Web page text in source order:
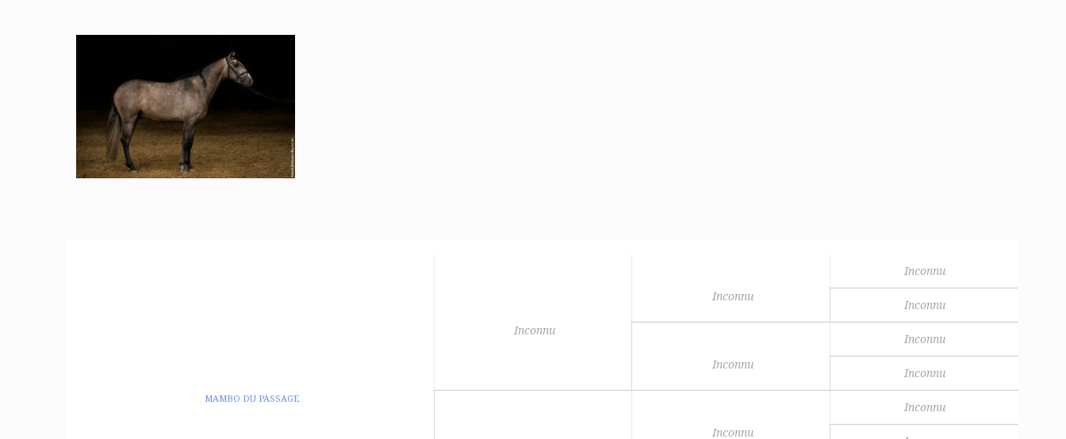
MAMBO DU PASSAGE
Inconnu
Inconnu
Inconnu
Inconnu
Inconnu
Inconnu
Inconnu
Inconnu
Inconnu